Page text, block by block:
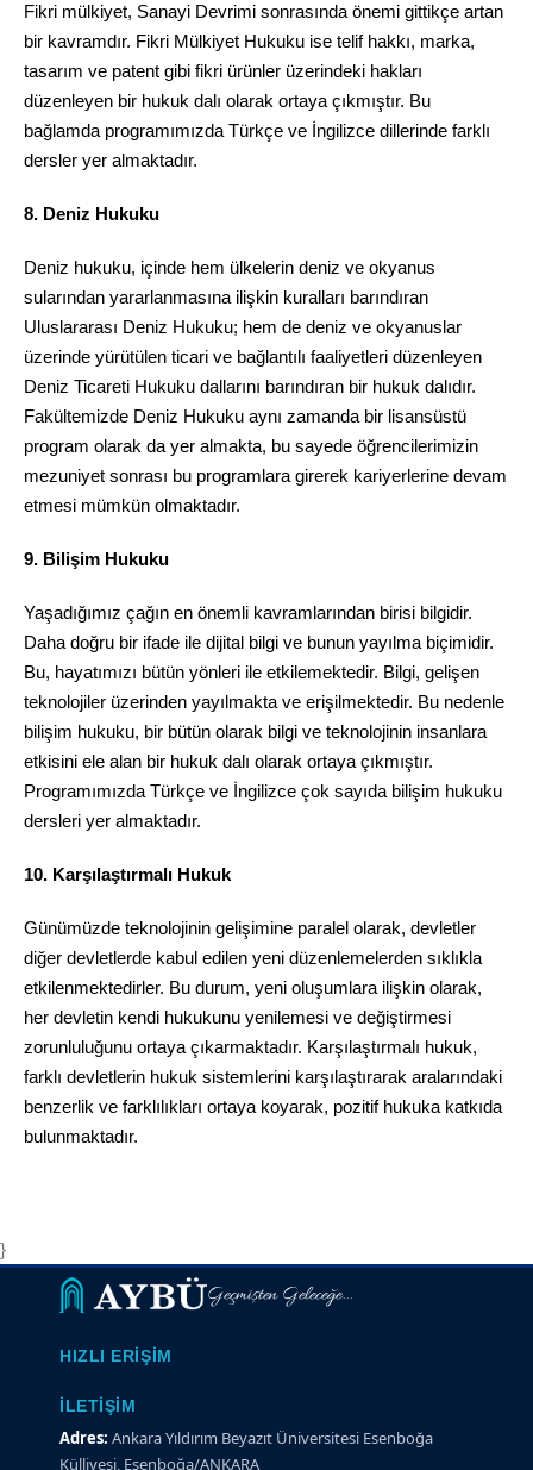
Fikri mülkiyet, Sanayi Devrimi sonrasında önemi gittikçe artan
bir kavramdır. Fikri Mülkiyet Hukuku ise telif hakkı, marka,
tasarım ve patent gibi fikri ürünler üzerindeki hakları
düzenleyen bir hukuk dalı olarak ortaya çıkmıştır. Bu
bağlamda programımızda Türkçe ve İngilizce dillerinde farklı
dersler yer almaktadır.
8. Deniz Hukuku
Deniz hukuku, içinde hem ülkelerin deniz ve okyanus
sularından yararlanmasına ilişkin kuralları barındıran
Uluslararası Deniz Hukuku; hem de deniz ve okyanuslar
üzerinde yürütülen ticari ve bağlantılı faaliyetleri düzenleyen
Deniz Ticareti Hukuku dallarını barındıran bir hukuk dalıdır.
Fakültemizde Deniz Hukuku aynı zamanda bir lisansüstü
program olarak da yer almakta, bu sayede öğrencilerimizin
mezuniyet sonrası bu programlara girerek kariyerlerine devam
etmesi mümkün olmaktadır.
9. Bilişim Hukuku
Yaşadığımız çağın en önemli kavramlarından birisi bilgidir.
Daha doğru bir ifade ile dijital bilgi ve bunun yayılma biçimidir.
Bu, hayatımızı bütün yönleri ile etkilemektedir. Bilgi, gelişen
teknolojiler üzerinden yayılmakta ve erişilmektedir. Bu nedenle
bilişim hukuku, bir bütün olarak bilgi ve teknolojinin insanlara
etkisini ele alan bir hukuk dalı olarak ortaya çıkmıştır.
Programımızda Türkçe ve İngilizce çok sayıda bilişim hukuku
dersleri yer almaktadır.
10. Karşılaştırmalı Hukuk
Günümüzde teknolojinin gelişimine paralel olarak, devletler
diğer devletlerde kabul edilen yeni düzenlemelerden sıklıkla
etkilenmektedirler. Bu durum, yeni oluşumlara ilişkin olarak,
her devletin kendi hukukunu yenilemesi ve değiştirmesi
zorunluluğunu ortaya çıkarmaktadır. Karşılaştırmalı hukuk,
farklı devletlerin hukuk sistemlerini karşılaştırarak aralarındaki
benzerlik ve farklılıkları ortaya koyarak, pozitif hukuka katkıda
bulunmaktadır.
}
Geçmişten Geleceğe...
HIZLI ERIŞIM
İLETIŞIM
Adres: Ankara Yıldırım Beyazıt Üniversitesi Esenboğa
Külliyesi, Esenboğa/ANKARA